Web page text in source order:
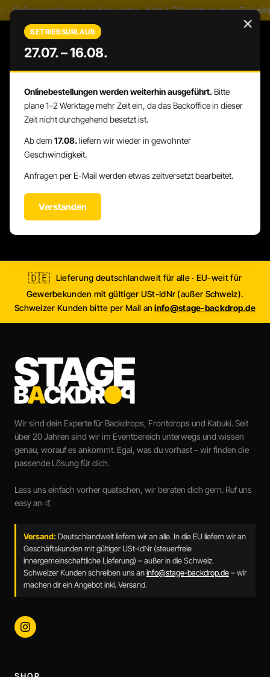
Zum Hauptinhalt springen
Onlinebestellungen laufen weiter – bitte 1–2 Werktage mehr Zeit
DU HAST 0 PRODUKTE AUF DEM
🇩🇪 Lieferung deutschlandweit für alle · EU-weit für
Gewerbekunden mit gültiger USt-IdNr (außer Schweiz).
Schweizer Kunden bitte per Mail aninfo@stage-backdrop.de
Wir sind dein Experte für Backdrops, Frontdrops und Kabuki. Seit
über 20 Jahren sind wir im Eventbereich unterwegs und wissen
genau, worauf es ankommt. Egal, was du vorhast – wir finden die
passende Lösung für dich.
Lass uns einfach vorher quatschen, wir beraten dich gern. Ruf uns
easy an 🤙
Versand: Deutschlandweit liefern wir an alle. In die EU liefern wir an
Geschäftskunden mit gültiger USt-IdNr (steuerfreie
innergemeinschaftliche Lieferung) – außer in die Schweiz.
Schweizer Kunden schreiben uns aninfo@stage-backdrop.de– wir
machen dir ein Angebot inkl. Versand.
×
BETRIEBSURLAUB
27.07. – 16.08.
Onlinebestellungen werden weiterhin ausgeführt. Bitte
plane 1–2 Werktage mehr Zeit ein, da das Backoffice in dieser
Zeit nicht durchgehend besetzt ist.
Ab dem 17.08.liefern wir wieder in gewohnter
Geschwindigkeit.
Anfragen per E-Mail werden etwas zeitversetzt bearbeitet.
Verstanden